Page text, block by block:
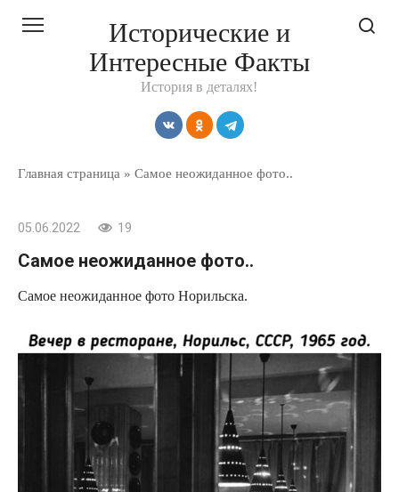
Исторические и
Интересные Факты
История в деталях!
Главная страница » Самое неожиданное фото..
05.06.2022 19
Самое неожиданное фото..
Самое неожиданное фото Норильска.